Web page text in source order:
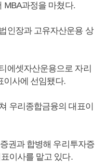
MBA과정을 마쳤다.
인장과 고유자산운용 상
에셋자산운용으로 자리
이사에 선임됐다.
우리종합금융의 대표이
권과 합병해 우리투자증
이사를 맡고 있다.